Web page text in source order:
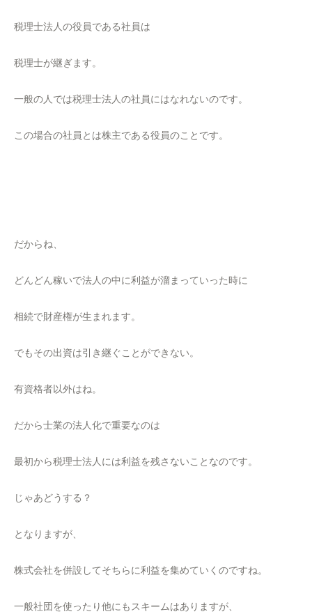
税理士法人の役員である社員は
税理士が継ぎます。
一般の人では税理士法人の社員にはなれないのです。
この場合の社員とは株主である役員のことです。
だからね、
どんどん稼いで法人の中に利益が溜まっていった時に
相続で財産権が生まれます。
でもその出資は引き継ぐことができない。
有資格者以外はね。
だから士業の法人化で重要なのは
最初から税理士法人には利益を残さないことなのです。
じゃあどうする？
となりますが、
株式会社を併設してそちらに利益を集めていくのですね。
一般社団を使ったり他にもスキームはありますが、